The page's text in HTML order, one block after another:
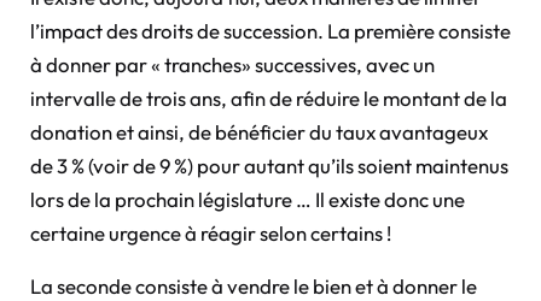
l’impact des droits de succession. La première consiste
à donner par « tranches» successives, avec un
intervalle de trois ans, afin de réduire le montant de la
donation et ainsi, de bénéficier du taux avantageux
de 3 % (voir de 9 %) pour autant qu’ils soient maintenus
lors de la prochain législature … Il existe donc une
certaine urgence à réagir selon certains !
La seconde consiste à vendre le bien et à donner le